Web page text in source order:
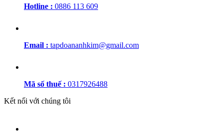
Hotline : 0886 113 609
Email : tapdoananhkim@gmail.com
Mã số thuế : 0317926488
Kết nối với chúng tôi